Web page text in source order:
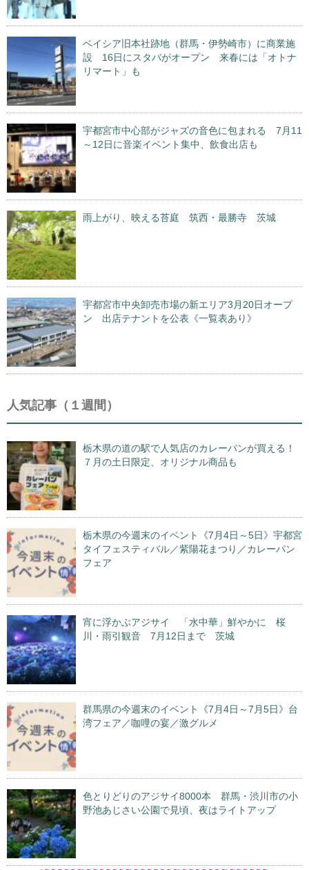
ベイシア旧本社跡地（群馬・伊勢崎市）に商業施
設 16日にスタバがオープン 来春には「オトナ
リマート」も
宇都宮市中心部がジャズの音色に包まれる 7月11
～12日に音楽イベント集中、飲食出店も
雨上がり、映える苔庭 筑西・最勝寺 茨城
宇都宮市中央卸売市場の新エリア3月20日オープ
ン 出店テナントを公表《一覧表あり》
人気記事（１週間）
栃木県の道の駅で人気店のカレーパンが買える！
７月の土日限定、オリジナル商品も
栃木県の今週末のイベント《7月4日～5日》宇都宮
タイフェスティバル／紫陽花まつり／カレーパン
フェア
宵に浮かぶアジサイ 「水中華」鮮やかに 桜
川・雨引観音 7月12日まで 茨城
群馬県の今週末のイベント《7月4日～7月5日》台
湾フェア／咖哩の宴／激グルメ
色とりどりのアジサイ8000本 群馬・渋川市の小
野池あじさい公園で見頃、夜はライトアップ